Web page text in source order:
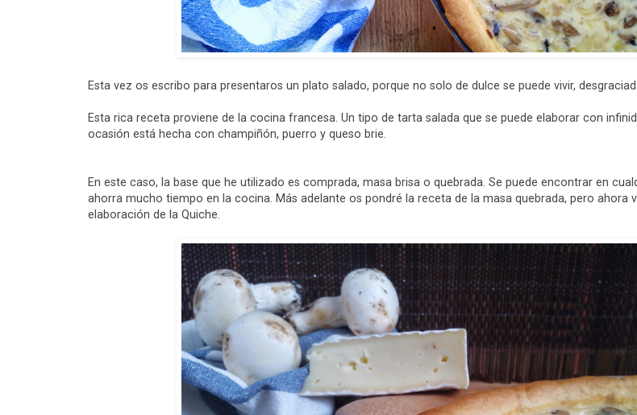
Esta vez os escribo para presentaros un plato salado, porque no solo de dulce se puede vivir,
Esta rica receta proviene de la cocina francesa. Un tipo de tarta salada que se puede elaborar con
ocasión está hecha con champiñón, puerro y queso brie.
En este caso, la base que he utilizado es comprada, masa brisa o quebrada. Se puede encontrar en
ahorra mucho tiempo en la cocina. Más adelante os pondré la receta de la masa quebrada, pero ahora
elaboración de la Quiche.